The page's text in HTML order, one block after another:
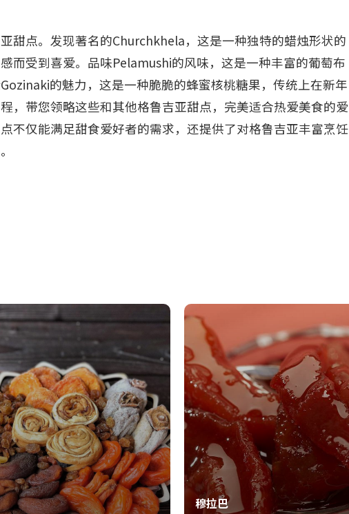
甜点。发现著名的Churchkhela，这是一种独特的蜡烛形状的
而受到喜爱。品味Pelamushi的风味，这是一种丰富的葡萄布
的魅力，这是一种脆脆的蜂蜜核桃糖果，传统上在新年
，带您领略这些和其他格鲁吉亚甜点，完美适合热爱美食的爱
不仅能满足甜食爱好者的需求，还提供了对格鲁吉亚丰富烹饪
穆拉巴